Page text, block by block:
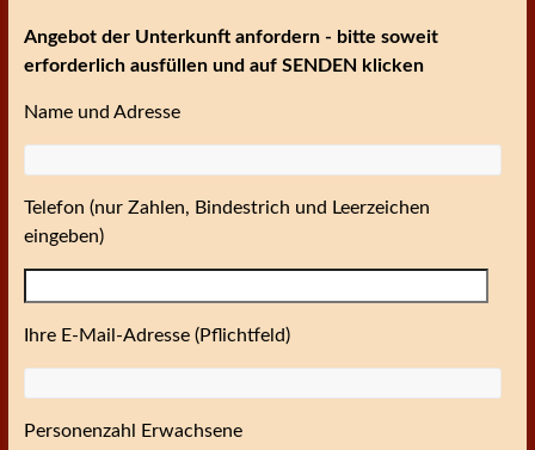
Angebot der Unterkunft anfordern - bitte soweit
erforderlich ausfüllen und auf SENDEN klicken
Name und Adresse
Telefon (nur Zahlen, Bindestrich und Leerzeichen
eingeben)
Ihre E-Mail-Adresse (Pflichtfeld)
Personenzahl Erwachsene